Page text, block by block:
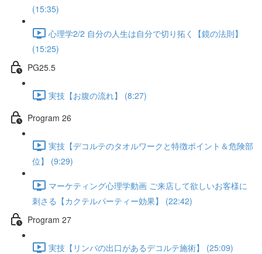
(15:35)
心理学2/2 自分の人生は自分で切り拓く【鏡の法則】
(15:25)
PG25.5
実技【お腹の流れ】 (8:27)
Program 26
実技【デコルテのタオルワークと特徴ポイント＆危険部
位】 (9:29)
マーケティング心理学動画 ご来店して欲しいお客様に
刺さる【カクテルパーティー効果】 (22:42)
Program 27
実技【リンパの出口があるデコルテ施術】 (25:09)